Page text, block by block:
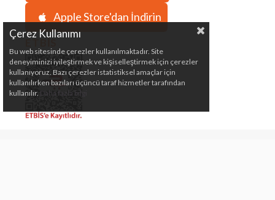
Apple Store'dan İndirin
Çerez Kullanımı
Bu web sitesinde çerezler kullanılmaktadır. Site
deneyiminizi iyileştirmek ve kişiselleştirmek için çerezler
kullanıyoruz. Bazı çerezler istatistiksel amaçlar için
kullanılırken bazıları üçüncü taraf hizmetler tarafından
kullanılır. Daha fazla bilgi